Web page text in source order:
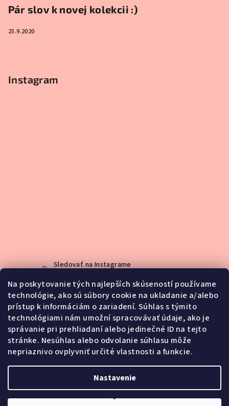
Na poskytovanie tých najlepších skúseností používame
technológie, ako sú súbory cookie na ukladanie a/alebo
prístup k informáciám o zariadení. Súhlas s týmito
technológiami nám umožní spracovávať údaje, ako je
správanie pri prehliadaní alebo jedinečné ID na tejto
stránke. Nesúhlas alebo odvolanie súhlasu môže
nepriaznivo ovplyvniť určité vlastnosti a funkcie.
Nastavenie
Pár slov k novej kolekcii :)
25.9.2020
Instagram
Sledovať na Instagrame
Kontakt
info@jemno.sk
0903188416
nastavenie cookies